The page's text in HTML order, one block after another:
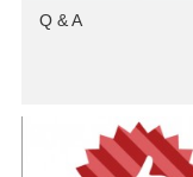
Q & A